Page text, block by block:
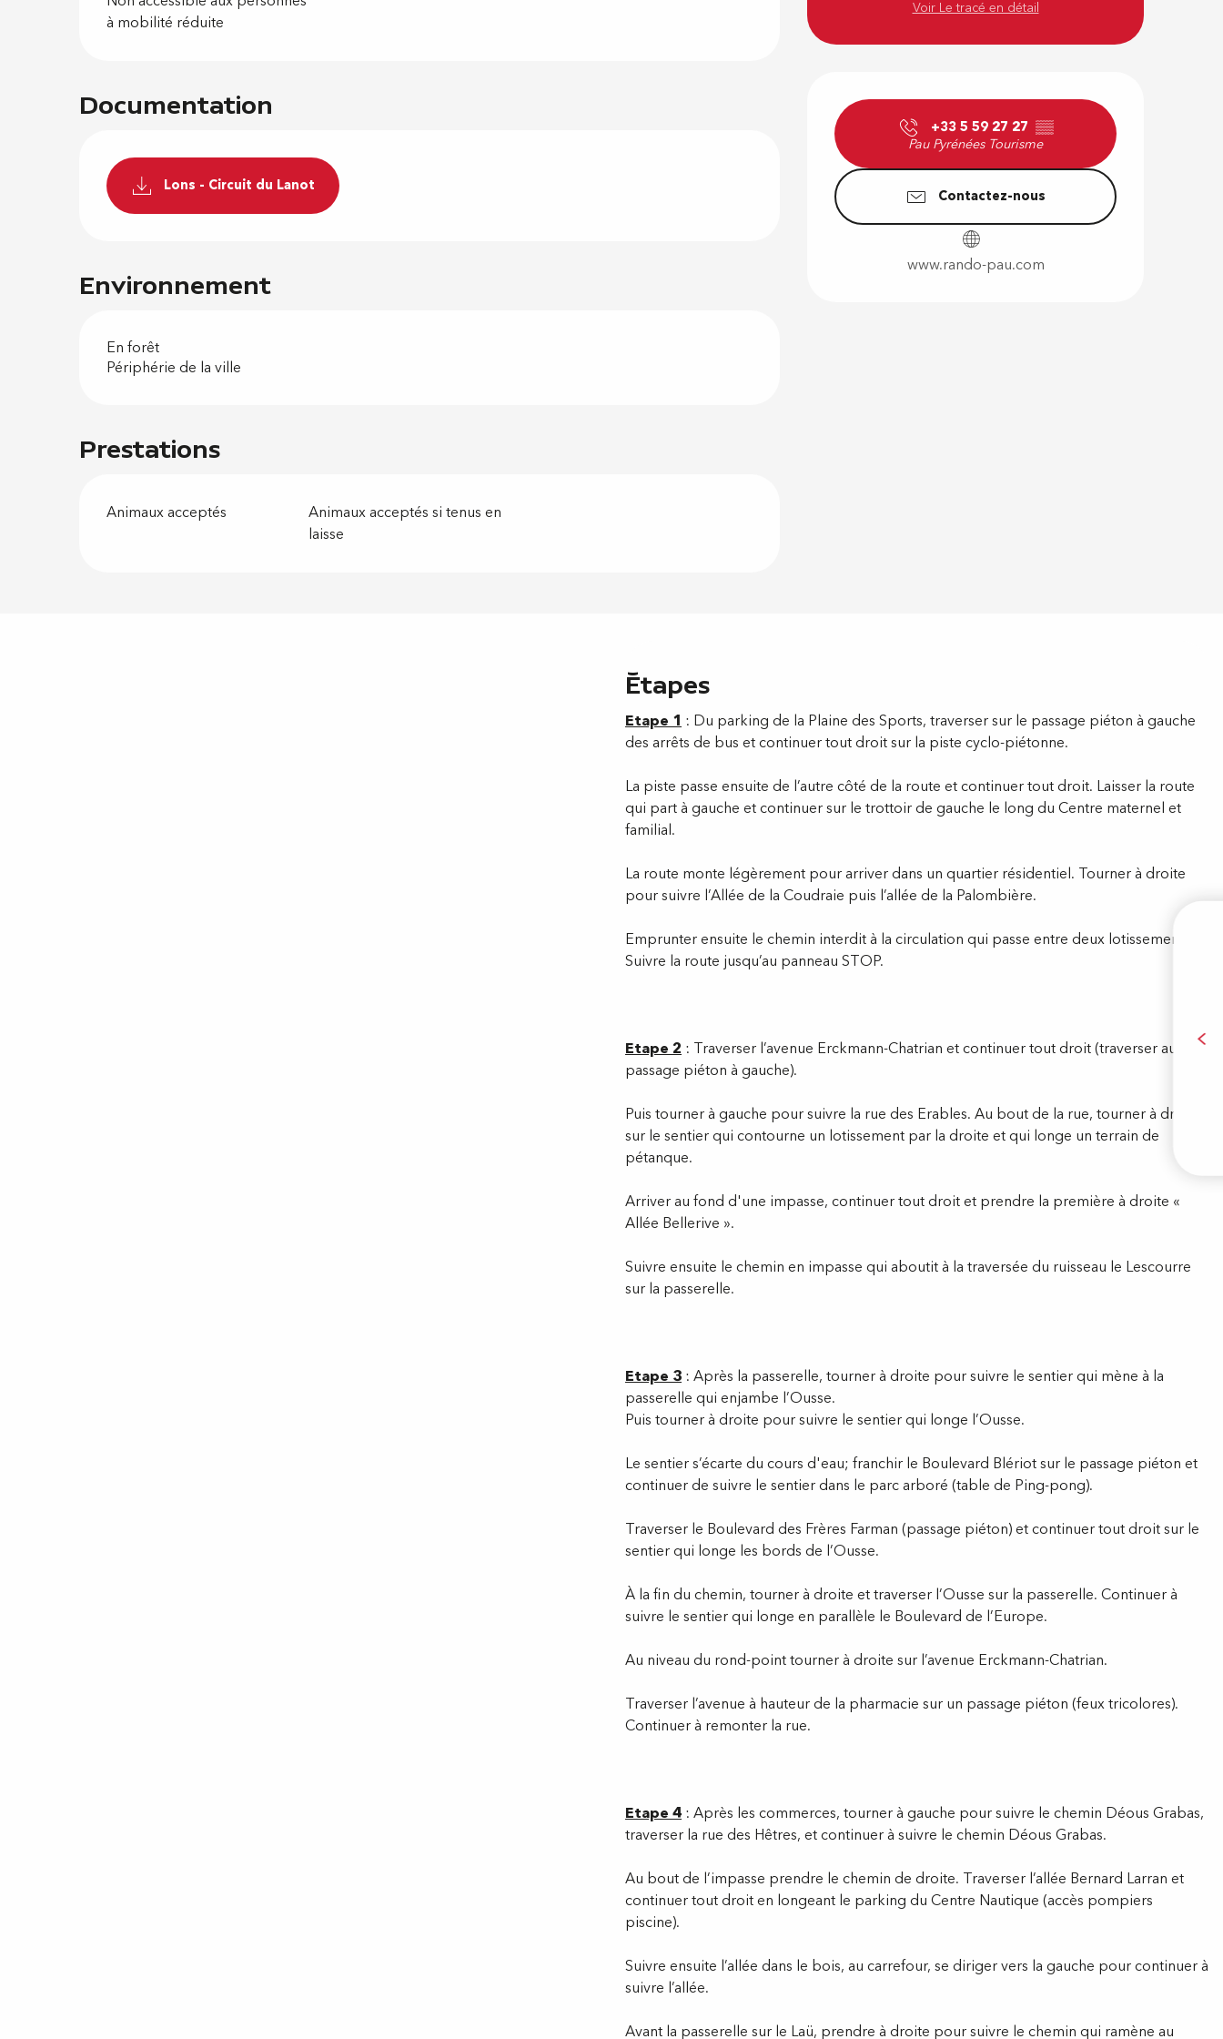
Voir Le tracé en détail
Ouverture
+33 5 59 27 27 ▒▒
Pau Pyrénées Tourisme
Contactez-nous
www.rando-pau.com
Prestations
Animaux acceptés
Animaux acceptés si tenus en
laisse
à mobilité réduite
Documentation
Lons - Circuit du Lanot
Environnement
En forêt
Périphérie de la ville
Étapes
Etape 1 : Du parking de la Plaine des Sports, traverser sur le passage piéton à gauche
des arrêts de bus et continuer tout droit sur la piste cyclo-piétonne.
La piste passe ensuite de l’autre côté de la route et continuer tout droit. Laisser la route
qui part à gauche et continuer sur le trottoir de gauche le long du Centre maternel et
familial.
La route monte légèrement pour arriver dans un quartier résidentiel. Tourner à droite
pour suivre l’Allée de la Coudraie puis l’allée de la Palombière.
Emprunter ensuite le chemin interdit à la circulation qui passe entre deux lotissements.
Suivre la route jusqu’au panneau STOP.
Etape 2 : Traverser l’avenue Erckmann-Chatrian et continuer tout droit (traverser au
passage piéton à gauche).
Puis tourner à gauche pour suivre la rue des Erables. Au bout de la rue, tourner à droite
sur le sentier qui contourne un lotissement par la droite et qui longe un terrain de
pétanque.
Arriver au fond d'une impasse, continuer tout droit et prendre la première à droite «
Allée Bellerive ».
Suivre ensuite le chemin en impasse qui aboutit à la traversée du ruisseau le Lescourre
sur la passerelle.
Etape 3 : Après la passerelle, tourner à droite pour suivre le sentier qui mène à la
passerelle qui enjambe l’Ousse.
Puis tourner à droite pour suivre le sentier qui longe l’Ousse.
Le sentier s’écarte du cours d'eau; franchir le Boulevard Blériot sur le passage piéton et
continuer de suivre le sentier dans le parc arboré (table de Ping-pong).
Traverser le Boulevard des Frères Farman (passage piéton) et continuer tout droit sur le
sentier qui longe les bords de l’Ousse.
À la fin du chemin, tourner à droite et traverser l’Ousse sur la passerelle. Continuer à
suivre le sentier qui longe en parallèle le Boulevard de l’Europe.
Au niveau du rond-point tourner à droite sur l’avenue Erckmann-Chatrian.
Traverser l’avenue à hauteur de la pharmacie sur un passage piéton (feux tricolores).
Continuer à remonter la rue.
Etape 4 : Après les commerces, tourner à gauche pour suivre le chemin Déous Grabas,
traverser la rue des Hêtres, et continuer à suivre le chemin Déous Grabas.
Au bout de l’impasse prendre le chemin de droite. Traverser l’allée Bernard Larran et
continuer tout droit en longeant le parking du Centre Nautique (accès pompiers
piscine).
Suivre ensuite l’allée dans le bois, au carrefour, se diriger vers la gauche pour continuer à
suivre l’allée.
Avant la passerelle sur le Laü, prendre à droite pour suivre le chemin qui ramène au